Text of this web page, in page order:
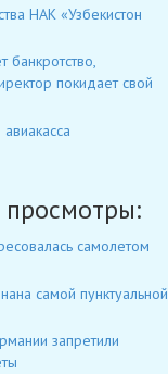
НАК «Узбекистон
банкротство,
покидает свой
просмотры:
самолетом
самой пунктуальной
запретили